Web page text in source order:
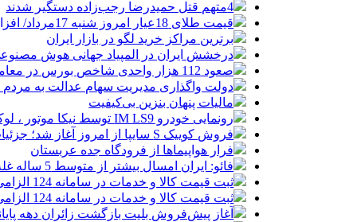
4متهم قتل حمیدرضا رجب‌زاده دستگیر شدند
قیمت طلای 18عیار امروز شنبه 17مرداد/ افزایش قیمت + جدول و جزئیات
برترین مراکز خرید لگو در بازار ایران
درخشش ایران در المپیاد جهانی هوش
صعود 112 هزار واحدی شاخص بورس در معاملات امروز
دولت واگذاری مدیریت سهام عدالت به مردم
مالیات پنهان بنزین بی‌کیفیت
رونمایی خودرو IM LS9 توسط نیکا موتور ، لوکس ترین شاسی بلند EREV در ایران
فروش کوییک S سایپا از امروز آغاز شد؛ جزئیات ثبت‌نام و شرایط
فرار هواپیماها از فرودگاه جده عربستان
فائو: ایران امسال بیشتر از متوسط 5 ساله غله تولید می‌کند
ثبت قیمت کالا و خدمات در سامانه 124 الزامی شد
ثبت قیمت کالا و خدمات در سامانه 124 الزامی شد
آغاز پیش‌فروش بلیت بازگشت زائران دهه